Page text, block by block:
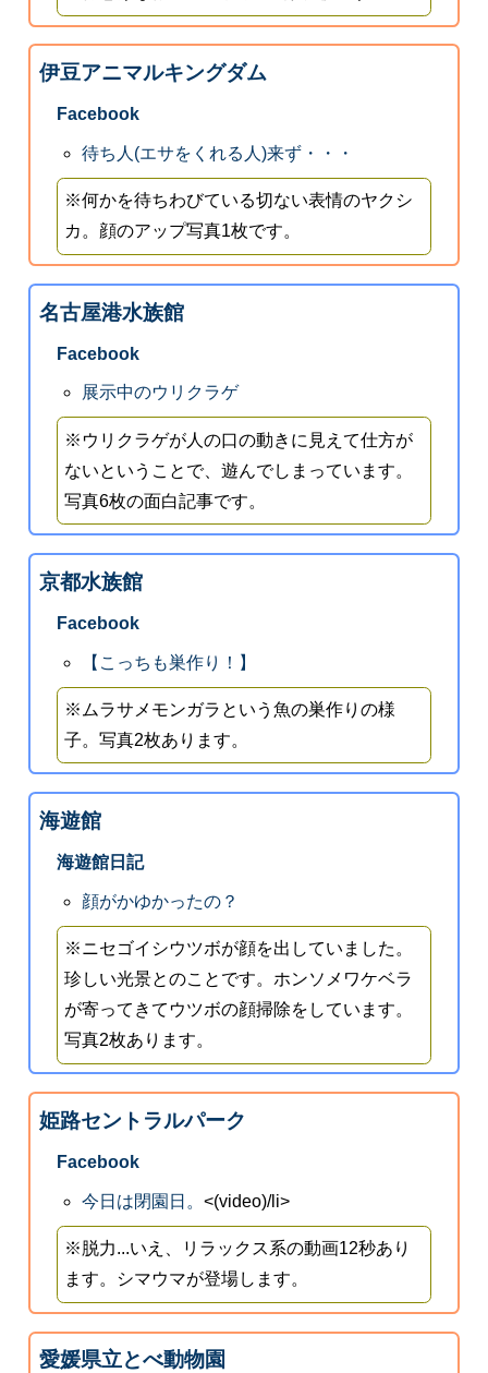
伊豆アニマルキングダム
Facebook
待ち人(エサをくれる人)来ず・・・
※何かを待ちわびている切ない表情のヤクシ
カ。顔のアップ写真1枚です。
名古屋港水族館
Facebook
展示中のウリクラゲ
※ウリクラゲが人の口の動きに見えて仕方が
ないということで、遊んでしまっています。
写真6枚の面白記事です。
京都水族館
Facebook
【こっちも巣作り！】
※ムラサメモンガラという魚の巣作りの様
子。写真2枚あります。
海遊館
海遊館日記
顔がかゆかったの？
※ニセゴイシウツボが顔を出していました。
珍しい光景とのことです。ホンソメワケベラ
が寄ってきてウツボの顔掃除をしています。
写真2枚あります。
姫路セントラルパーク
Facebook
今日は閉園日。<(video)/li>
※脱力...いえ、リラックス系の動画12秒あり
ます。シマウマが登場します。
愛媛県立とべ動物園